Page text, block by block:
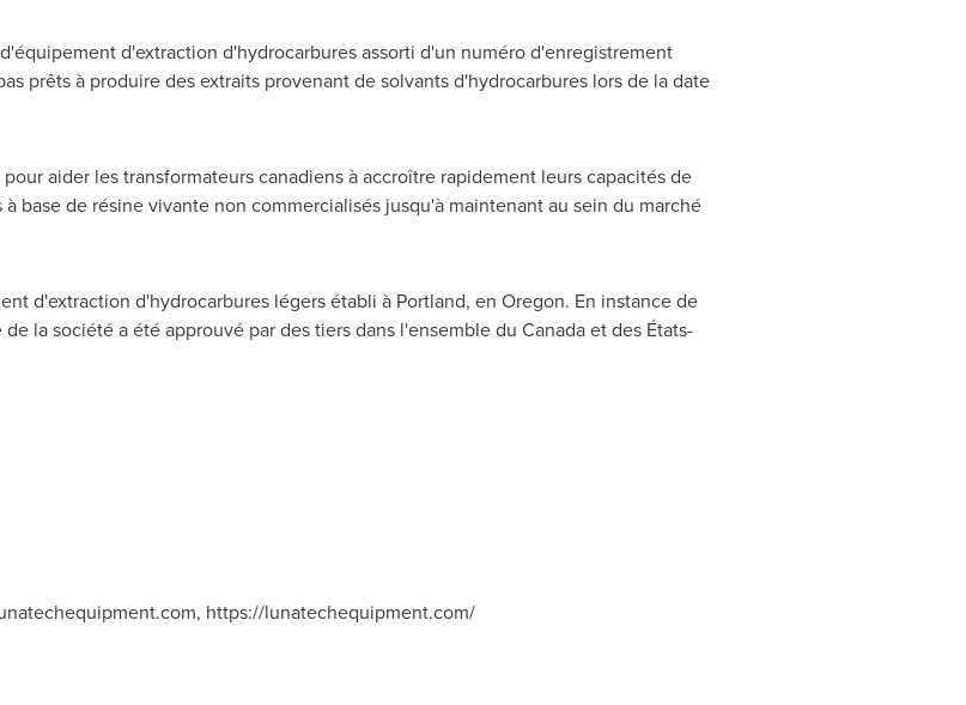
d'extraction d'hydrocarbures assorti d'un numéro d'enregistrement
prêts à produire des extraits provenant de solvants d'hydrocarbures lors de la date
aider les transformateurs canadiens à accroître rapidement leurs capacités de
base de résine vivante non commercialisés jusqu'à maintenant au sein du marché
d'extraction d'hydrocarbures légers établi à Portland, en Oregon. En instance de
la société a été approuvé par des tiers dans l'ensemble du Canadaet des États-
, https://lunatechequipment.com/